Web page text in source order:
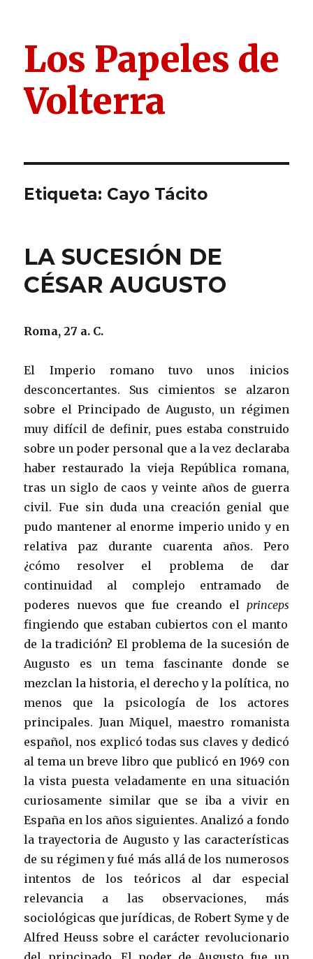
Los Papeles de
Volterra
Etiqueta: Cayo Tácito
LA SUCESIÓN DE
CÉSAR AUGUSTO
Roma, 27 a. C.
El Imperio romano tuvo unos inicios
desconcertantes. Sus cimientos se alzaron
sobre el Principado de Augusto, un régimen
muy difícil de definir, pues estaba construido
sobre un poder personal que a la vez declaraba
haber restaurado la vieja República romana,
tras un siglo de caos y veinte años de guerra
civil. Fue sin duda una creación genial que
pudo mantener al enorme imperio unido y en
relativa paz durante cuarenta años. Pero
¿cómo resolver el problema de dar
continuidad al complejo entramado de
poderes nuevos que fue creando el princeps
fingiendo que estaban cubiertos con el manto
de la tradición? El problema de la sucesión de
Augusto es un tema fascinante donde se
mezclan la historia, el derecho y la política, no
menos que la psicología de los actores
principales. Juan Miquel, maestro romanista
español, nos explicó todas sus claves y dedicó
al tema un breve libro que publicó en 1969 con
la vista puesta veladamente en una situación
curiosamente similar que se iba a vivir en
España en los años siguientes. Analizó a fondo
la trayectoria de Augusto y las características
de su régimen y fué más allá de los numerosos
intentos de los teóricos al dar especial
relevancia a las observaciones, más
sociológicas que jurídicas, de Robert Syme y de
Alfred Heuss sobre el carácter revolucionario